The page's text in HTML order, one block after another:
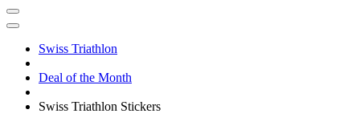
Swiss Triathlon
Deal of the Month
Swiss Triathlon Stickers